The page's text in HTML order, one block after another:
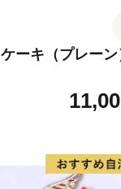
ーキ（プレーン